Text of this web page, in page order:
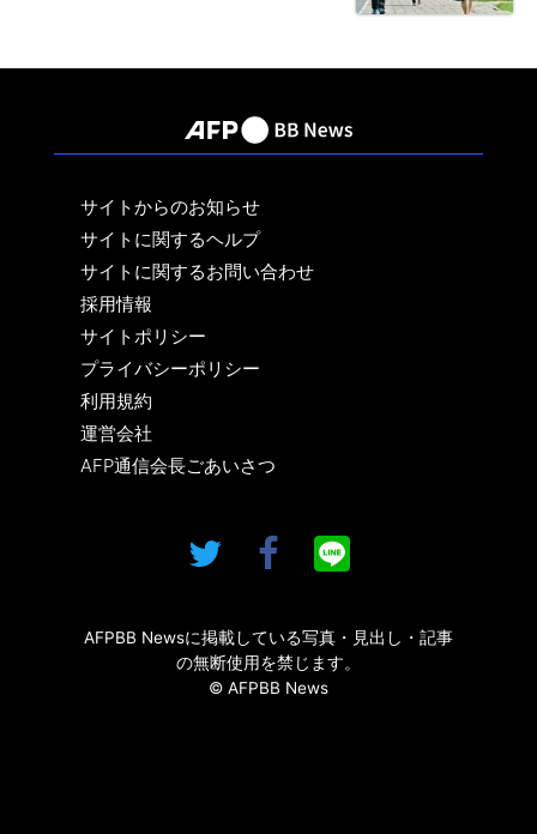
サイトからのお知らせ
サイトに関するヘルプ
サイトに関するお問い合わせ
採用情報
サイトポリシー
プライバシーポリシー
利用規約
運営会社
AFP通信会長ごあいさつ
AFPBB Newsに掲載している写真・見出し・記事
の無断使用を禁じます。
© AFPBB News